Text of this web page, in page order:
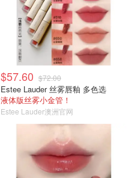
$57.60 $72.00
Estee Lauder 丝雾唇釉 多色选
液体版丝雾小金管！
Estee Lauder澳洲官网